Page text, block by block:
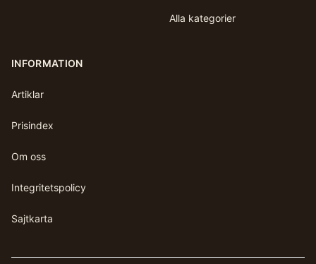
Alla kategorier
INFORMATION
Artiklar
Prisindex
Om oss
Integritetspolicy
Sajtkarta